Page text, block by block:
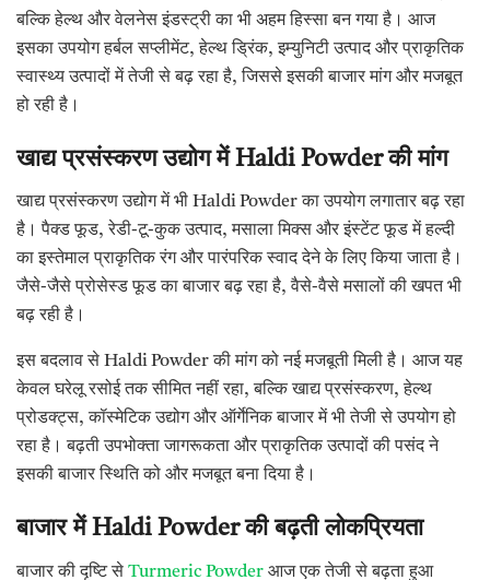
बल्कि हेल्थ और वेलनेस इंडस्ट्री का भी अहम हिस्सा बन गया है। आज
इसका उपयोग हर्बल सप्लीमेंट, हेल्थ ड्रिंक, इम्युनिटी उत्पाद और प्राकृतिक
स्वास्थ्य उत्पादों में तेजी से बढ़ रहा है, जिससे इसकी बाजार मांग और मजबूत
हो रही है।
खाद्य प्रसंस्करण उद्योग में Haldi Powder की मांग
खाद्य प्रसंस्करण उद्योग में भी Haldi Powder का उपयोग लगातार बढ़ रहा
है। पैक्ड फूड, रेडी-टू-कुक उत्पाद, मसाला मिक्स और इंस्टेंट फूड में हल्दी
का इस्तेमाल प्राकृतिक रंग और पारंपरिक स्वाद देने के लिए किया जाता है।
जैसे-जैसे प्रोसेस्ड फूड का बाजार बढ़ रहा है, वैसे-वैसे मसालों की खपत भी
बढ़ रही है।
इस बदलाव से Haldi Powder की मांग को नई मजबूती मिली है। आज यह
केवल घरेलू रसोई तक सीमित नहीं रहा, बल्कि खाद्य प्रसंस्करण, हेल्थ
प्रोडक्ट्स, कॉस्मेटिक उद्योग और ऑर्गेनिक बाजार में भी तेजी से उपयोग हो
रहा है। बढ़ती उपभोक्ता जागरूकता और प्राकृतिक उत्पादों की पसंद ने
इसकी बाजार स्थिति को और मजबूत बना दिया है।
बाजार में Haldi Powder की बढ़ती लोकप्रियता
बाजार की दृष्टि से Turmeric Powder आज एक तेजी से बढ़ता हुआ